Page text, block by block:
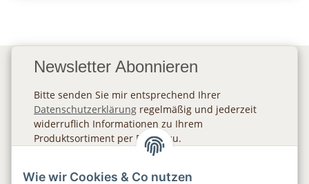
Newsletter Abonnieren
Bitte senden Sie mir entsprechend Ihrer
Datenschutzerklärung regelmäßig und jederzeit
widerruflich Informationen zu Ihrem
Produktsortiment per E-Mail zu.
Wie wir Cookies & Co nutzen